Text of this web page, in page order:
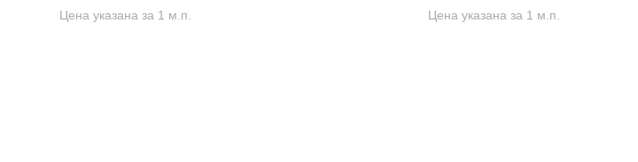
Цена указана за 1 м.п. Цена указана за 1 м.п.